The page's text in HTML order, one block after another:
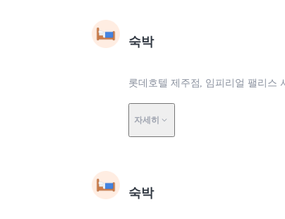
숙박
롯데호텔 제주점, 임피리얼 팰리스
자세히
숙박